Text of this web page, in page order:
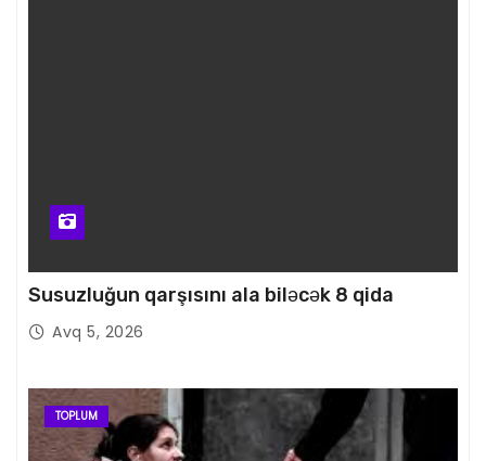
Susuzluğun qarşısını ala biləcək 8 qida
Avq 5, 2026
TOPLUM